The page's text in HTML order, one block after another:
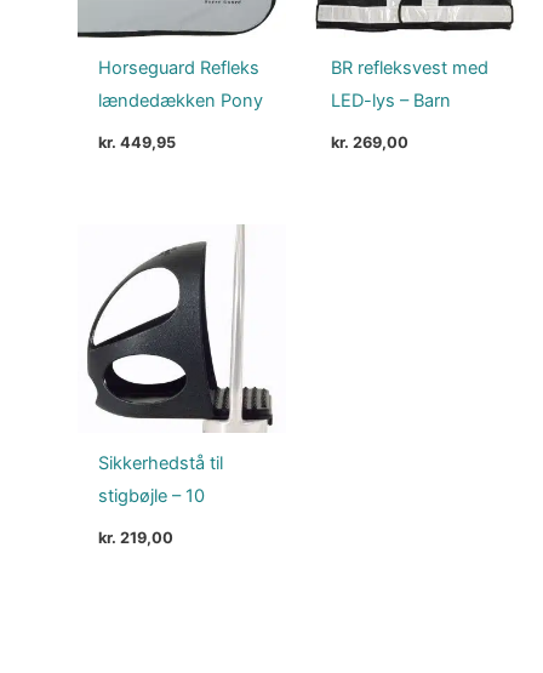
Horseguard Refleks
lændedækken Pony
kr. 449,95
BR refleksvest med
LED-lys – Barn
kr. 269,00
Sikkerhedstå til
stigbøjle – 10
kr. 219,00